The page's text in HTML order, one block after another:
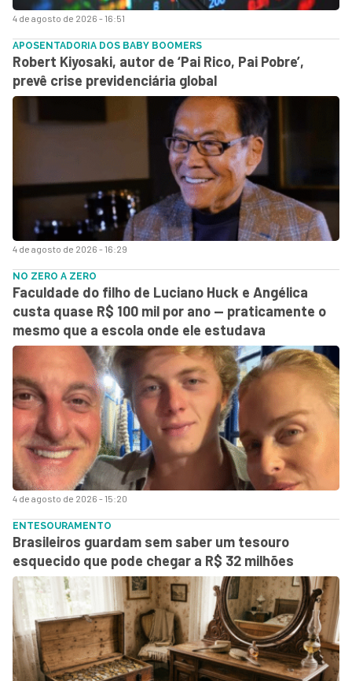
4 de agosto de 2026 - 16:51
4 de agosto de 2026 - 16:29
APOSENTADORIA DOS BABY BOOMERS
Robert Kiyosaki, autor de ‘Pai Rico, Pai Pobre’,
prevê crise previdenciária global
4 de agosto de 2026 - 15:20
NO ZERO A ZERO
Faculdade do filho de Luciano Huck e Angélica
custa quase R$ 100 mil por ano — praticamente o
mesmo que a escola onde ele estudava
ENTESOURAMENTO
Brasileiros guardam sem saber um tesouro
esquecido que pode chegar a R$ 32 milhões